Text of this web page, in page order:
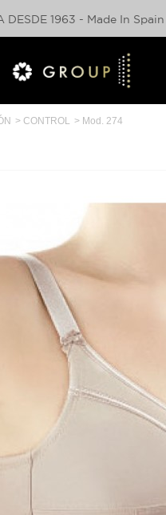
DESDE 1963 - Made In Spain
> CONTROL > Mod. 274